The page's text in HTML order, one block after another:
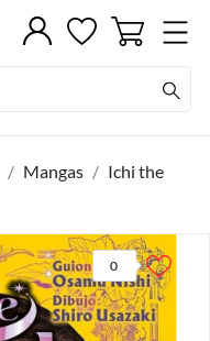
Mangas
Ichi the
0